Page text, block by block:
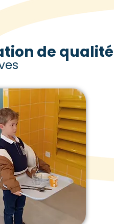
de qualité